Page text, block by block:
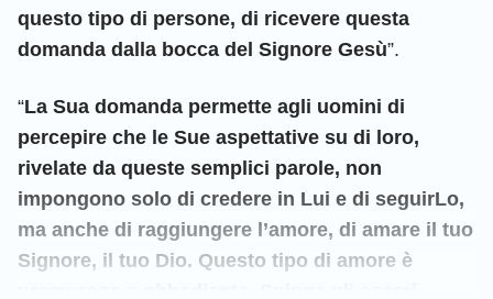
questo tipo di persone, di ricevere questa
domanda dalla bocca del Signore Gesù”.
“La Sua domanda permette agli uomini di
percepire che le Sue aspettative su di loro,
rivelate da queste semplici parole, non
impongono solo di credere in Lui e di seguirLo,
ma anche di raggiungere l’amore, di amare il tuo
Signore, il tuo Dio. Questo tipo di amore è